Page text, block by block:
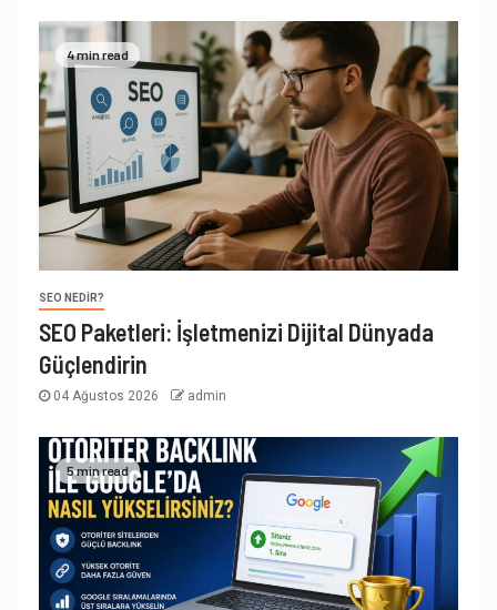
4 min read
SEO NEDIR?
SEO Paketleri: İşletmenizi Dijital Dünyada
Güçlendirin
04 Ağustos 2026 admin
5 min read